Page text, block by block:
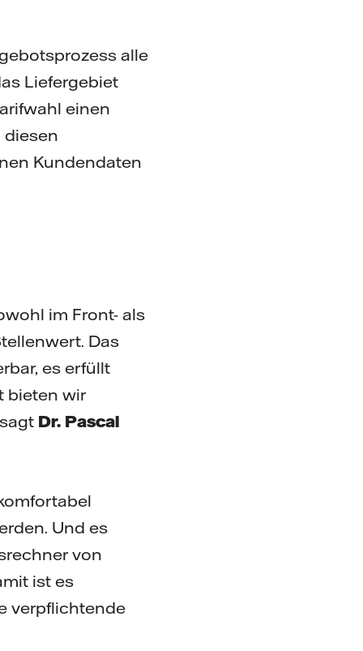
alle
Liefergebiet
einen
diesen
Kundendaten
im Front- als
Das
es erfüllt
bieten wir
Dr. Pascal
Und es
von
ist es
verpflichtende